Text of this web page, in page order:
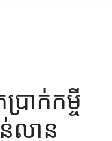
រាក់កម្ចី
លាន